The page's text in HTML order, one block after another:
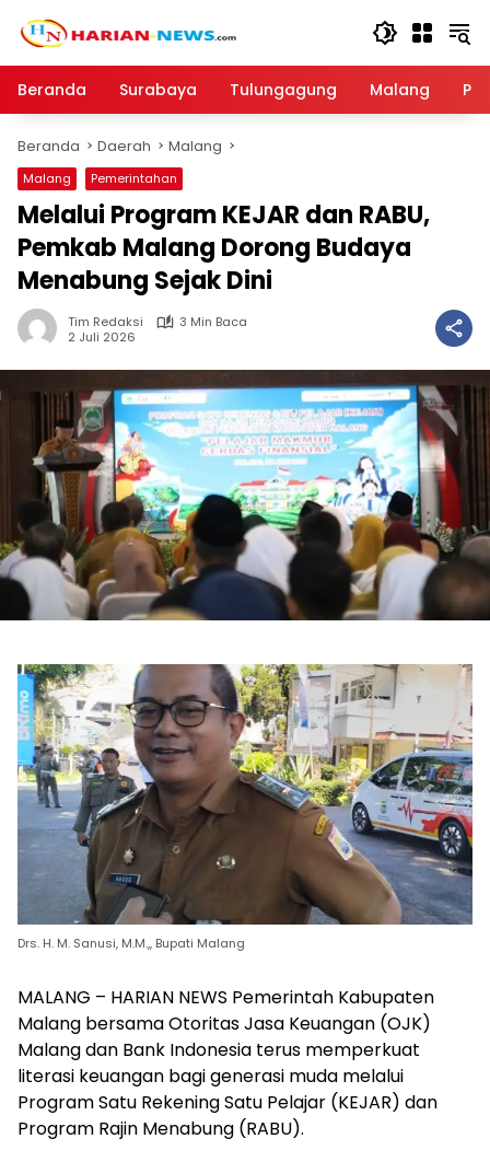
Beranda
Surabaya Tulungagung Malang
Beranda Daerah Malang
Malang Pemerintahan
Melalui Program KEJAR dan RABU,
Pemkab Malang Dorong Budaya
Menabung Sejak Dini
Tim Redaksi
3 Min Baca
2 Juli 2026
Drs. H. M. Sanusi, M.M.,, Bupati Malang
MALANG – HARIAN NEWS Pemerintah Kabupaten
Malang bersama Otoritas Jasa Keuangan (OJK)
Malang dan Bank Indonesia terus memperkuat
literasi keuangan bagi generasi muda melalui
Program Satu Rekening Satu Pelajar (KEJAR) dan
Program Rajin Menabung (RABU).